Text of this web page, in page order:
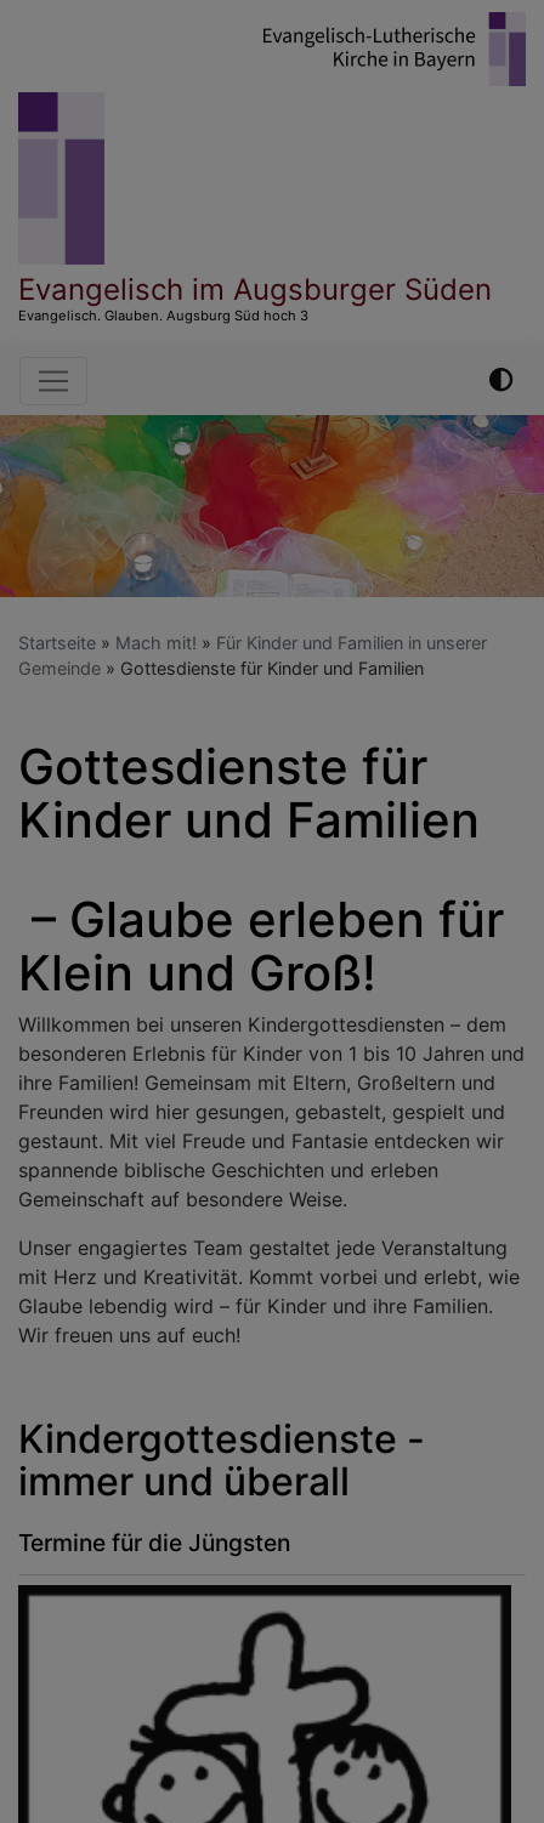
Evangelisch im Augsburger Süden
Evangelisch. Glauben. Augsburg Süd hoch 3
Hauptnavigation
Startseite Mach mit!
Für Kinder und Familien in unserer
Gemeinde
Gottesdienste für Kinder und Familien
Gottesdienste für
Kinder und Familien
– Glaube erleben für
Klein und Groß!
Willkommen bei unseren Kindergottesdiensten – dem
besonderen Erlebnis für Kinder von 1 bis 10 Jahren und
ihre Familien! Gemeinsam mit Eltern, Großeltern und
Freunden wird hier gesungen, gebastelt, gespielt und
gestaunt. Mit viel Freude und Fantasie entdecken wir
spannende biblische Geschichten und erleben
Gemeinschaft auf besondere Weise.
Unser engagiertes Team gestaltet jede Veranstaltung
mit Herz und Kreativität. Kommt vorbei und erlebt, wie
Glaube lebendig wird – für Kinder und ihre Familien.
Wir freuen uns auf euch!
Kindergottesdienste -
immer und überall
Termine für die Jüngsten